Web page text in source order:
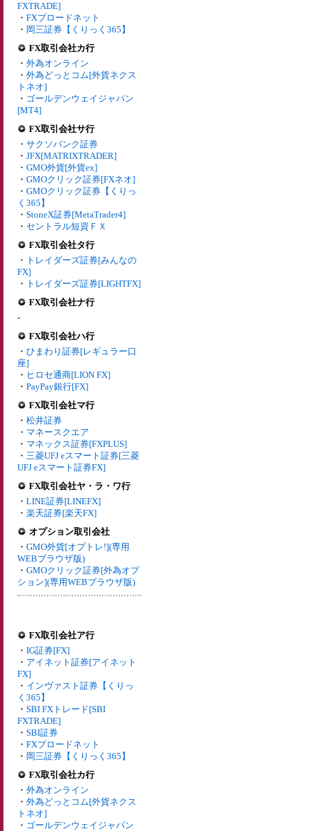
FXTRADE]
・ FXブロードネット
・ 岡三証券【くりっく365】
FX取引会社カ行
・ 外為オンライン
・ 外為どっとコム[外貨ネクス
トネオ]
・ ゴールデンウェイジャパン
[MT4]
FX取引会社サ行
・ サクソバンク証券
・ JFX[MATRIXTRADER]
・ GMO外貨[外貨ex]
・ GMOクリック証券[FXネオ]
・ GMOクリック証券【くりっ
く365】
・ StoneX証券[MetaTrader4]
・ セントラル短資ＦＸ
FX取引会社タ行
・ トレイダーズ証券[みんなの
FX]
・ トレイダーズ証券[LIGHTFX]
FX取引会社ナ行
-
FX取引会社ハ行
・ ひまわり証券[レギュラー口
座]
・ ヒロセ通商[LION FX]
・ PayPay銀行[FX]
FX取引会社マ行
・ 松井証券
・ マネースクエア
・ マネックス証券[FXPLUS]
・ 三菱UFJ eスマート証券[三菱
UFJ eスマート証券FX]
FX取引会社ヤ・ラ・ワ行
・ LINE証券[LINEFX]
・ 楽天証券[楽天FX]
オプション取引会社
・ GMO外貨[オプトレ!](専用
WEBブラウザ版)
・ GMOクリック証券[外為オプ
ション](専用WEBブラウザ版)
FX取引会社ア行
・ IG証券[FX]
・ アイネット証券[アイネット
FX]
・ インヴァスト証券【くりっ
く365】
・ SBI FXトレード[SBI
FXTRADE]
・ SBI証券
・ FXブロードネット
・ 岡三証券【くりっく365】
FX取引会社カ行
・ 外為オンライン
・ 外為どっとコム[外貨ネクス
トネオ]
・ ゴールデンウェイジャパン